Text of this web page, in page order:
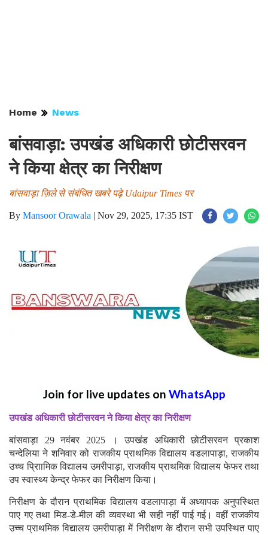
Home News
बांसवाड़ा: उपखंड अधिकारी छोटीसरवन
ने किया क्षेत्र का निरीक्षण
बांसवाड़ा ज़िले से संबंधित खबरे पढ़े Udaipur Times पर
By Mansoor Orawala | Nov 29, 2025, 17:35 IST
Join for live updates on WhatsApp
उपखंड अधिकारी छोटीसरवन ने किया क्षेत्र का निरीक्षण
बांसवाड़ा 29 नवंबर 2025 । उपखंड अधिकारी छोटीसरवन प्रकाश
चन्देलिया ने शनिवार को राजकीय प्राथमिक विद्यालय वडलापाड़ा, राजकीय
उच्च प्राािमिक विद्यालय उमरीपाड़ा, राजकीय प्राथमिक विद्यालय फेफर तथा
उप स्वास्थ्य केन्द्र फेफर का निरीक्षण किया।
निरीक्षण के दौरान प्राथमिक विद्यालय वडलापाड़ा में अध्यापक अनुपस्थित
पाए गए तथा मिड-डे-मील की व्यवस्था भी सही नहीं पाई गई। वहीं राजकीय
उच्च प्राथमिक विद्यालय उमरीपाड़ा में निरीक्षण के दौरान सभी उपस्थित पाए